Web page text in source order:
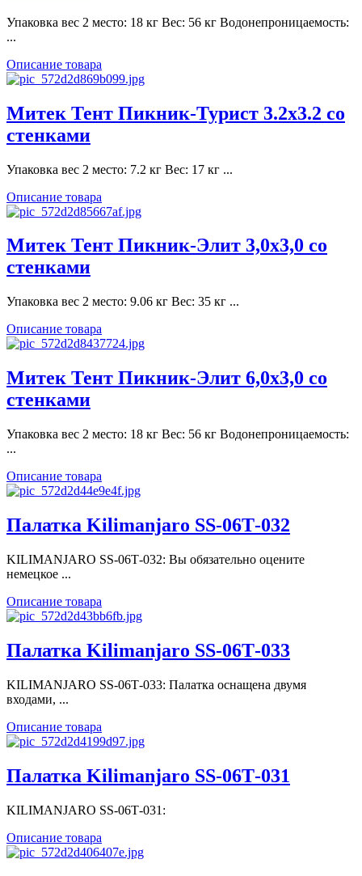
Упаковка вес 2 место: 18 кг Вес: 56 кг Водонепроницаемость:
...
Описание товара
Митек Тент Пикник-Турист 3.2х3.2 со
стенками
Упаковка вес 2 место: 7.2 кг Вес: 17 кг ...
Описание товара
Митек Тент Пикник-Элит 3,0х3,0 со
стенками
Упаковка вес 2 место: 9.06 кг Вес: 35 кг ...
Описание товара
Митек Тент Пикник-Элит 6,0х3,0 со
стенками
Упаковка вес 2 место: 18 кг Вес: 56 кг Водонепроницаемость:
...
Описание товара
Палатка Kilimanjaro SS-06Т-032
KILIMANJARO SS-06Т-032: Вы обязательно оцените
немецкое ...
Описание товара
Палатка Kilimanjaro SS-06Т-033
KILIMANJARO SS-06Т-033: Палатка оснащена двумя
входами, ...
Описание товара
Палатка Kilimanjaro SS-06Т-031
KILIMANJARO SS-06Т-031:
Описание товара